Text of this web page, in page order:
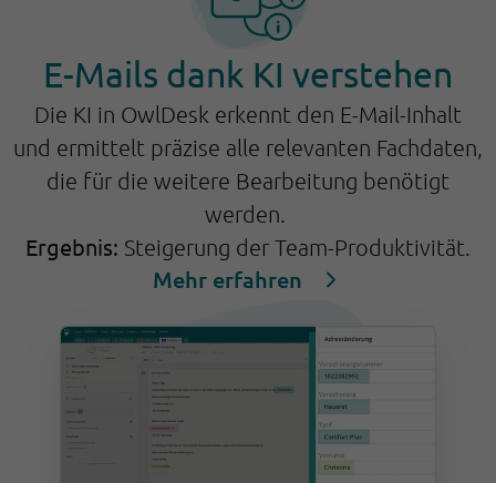
E-Mails dank KI verstehen
Die KI in OwlDesk erkennt den E-Mail-Inhalt
und ermittelt präzise alle relevanten Fachdaten,
die für die weitere Bearbeitung benötigt
werden.
Ergebnis: Steigerung der Team-Produktivität.
Mehr erfahren